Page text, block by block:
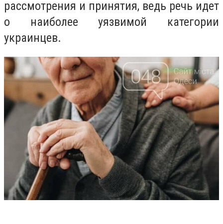
рассмотрения и принятия, ведь речь идет
о наиболее уязвимой категории
украинцев.